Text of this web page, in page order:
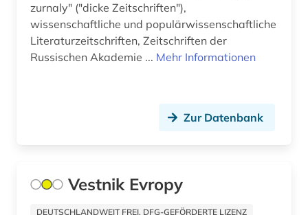
geschichte <1936-1950> (1)
gesellschaft (1)
gumilev (1)
zurnaly" ("dicke Zeitschriften"),
wissenschaftliche und populärwissenschaftliche
Literaturzeitschriften, Zeitschriften der
Russischen Akademie ... Mehr Informationen
Zur Datenbank
Vestnik Evropy
DEUTSCHLANDWEIT FREI, DFG-GEFÖRDERTE LIZENZ